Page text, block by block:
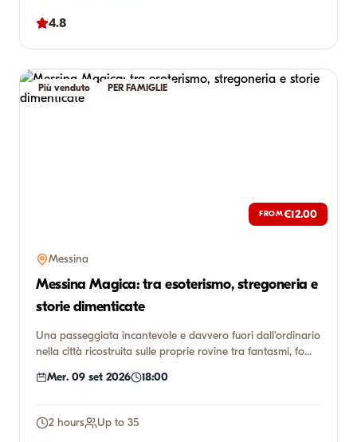
4.8
Più venduto PER FAMIGLIE
FROM€12.00
Messina
Messina Magica: tra esoterismo, stregoneria e
storie dimenticate
Una passeggiata incantevole e davvero fuori dall'ordinario
nella città ricostruita sulle proprie rovine tra fantasmi, fo...
Mer. 09 set 2026
18:00
2 hours Up to 35